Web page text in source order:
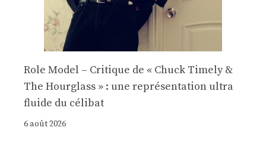
Role Model – Critique de « Chuck Timely &
The Hourglass » : une représentation ultra
fluide du célibat
6 août 2026